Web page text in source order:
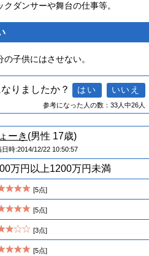
ダンサーや舞台の仕事等。
子供にはさせない。
りましたか？
参考になった人の数：33人中26人
ーき (男性 17歳)
日時:2014/12/22 10:50:57
万円以上1200万円未満
[5点]
[5点]
[3点]
[5点]